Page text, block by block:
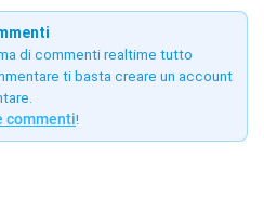
di commenti realtime tutto
ti basta creare un account
commenti!